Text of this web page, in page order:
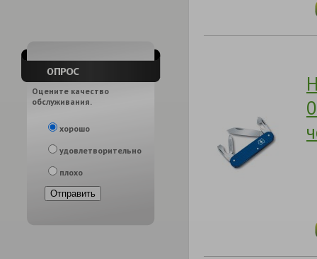
Оцените качество
обслуживания.
хорошо
удовлетворительно
плохо